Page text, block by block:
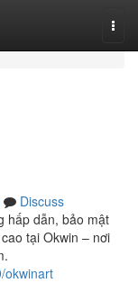
Discuss
hấp dẫn, bảo mật
tại Okwin – nơi
okwinart